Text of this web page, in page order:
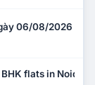
06/08/2026
flats in Noida?